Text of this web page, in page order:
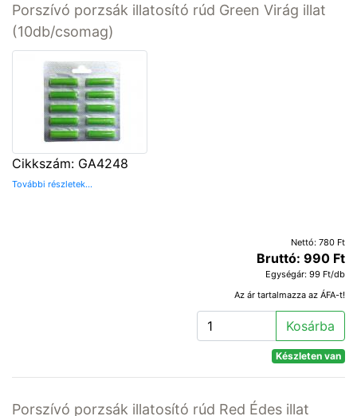
Porszívó porzsák illatosító rúd Green Virág illat
(10db/csomag)
Cikkszám: GA4248
További részletek...
Nettó: 780 Ft
Bruttó: 990 Ft
Egységár: 99 Ft/db
Az ár tartalmazza az ÁFA-t!
Kosárba
Készleten van
Porszívó porzsák illatosító rúd Red Édes illat